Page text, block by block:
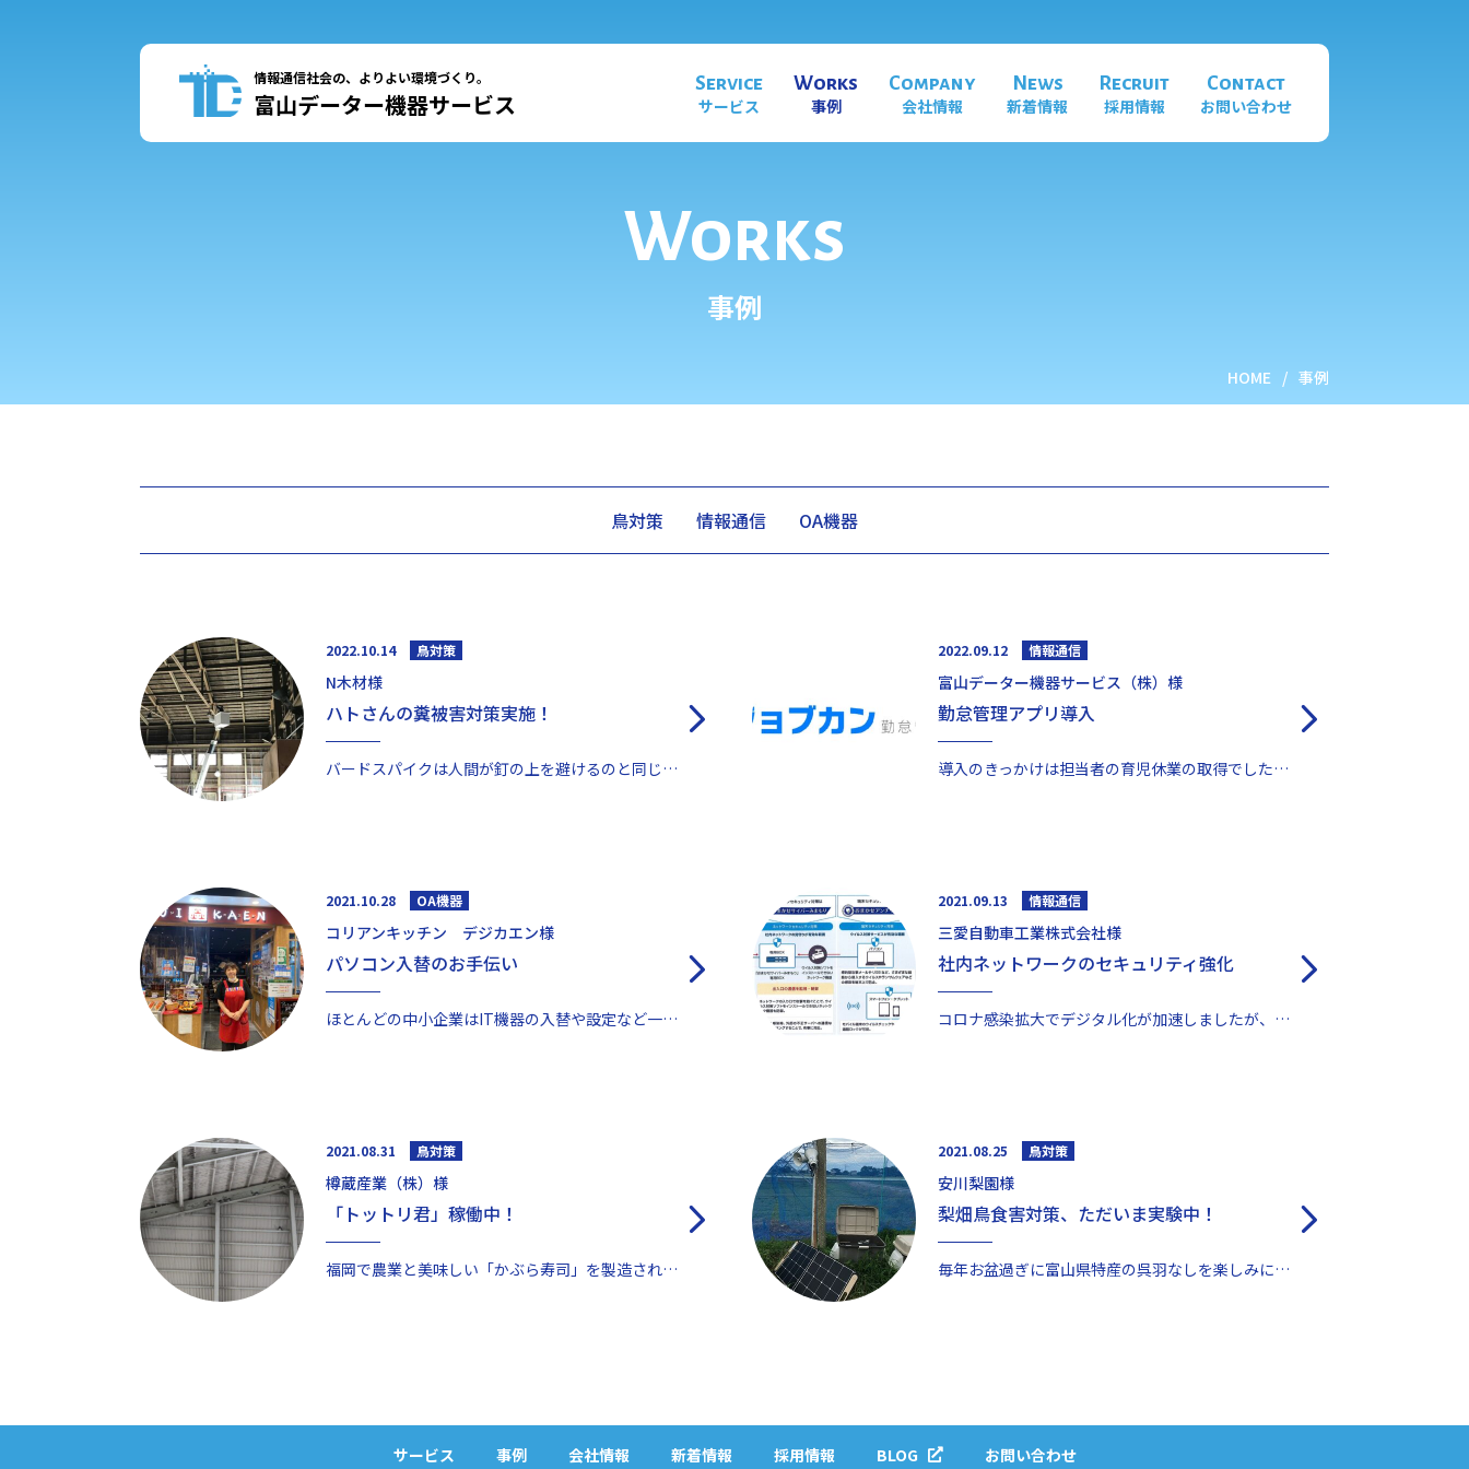
情報通信社会の、よりよい環境づくり。
富山データー機器サービス
Service
サービス
Works
事例
Company
会社情報
News
新着情報
Recruit
採用情報
Contact
お問い合わせ
Works
事例
HOME 事例
鳥対策 情報通信 OA機器
2022.10.14 鳥対策
N木材様
ハトさんの糞被害対策実施！
バードスパイクは人間が釘の上を避けるのと同じで、鳥はスパイクに降りることを避けます。 忌避剤は鳩が嫌...
2022.09.12 情報通信
富山データー機器サービス（株）様
勤怠管理アプリ導入
導入のきっかけは担当者の育児休業の取得でした。 勤怠管理にかかる時間短縮と俗人的な部分を同時解決でき...
2021.10.28 OA機器
コリアンキッチン デジカエン様
パソコン入替のお手伝い
ほとんどの中小企業はIT機器の入替や設定など一元的に管理されておらず、また導入した高額なシステムを使...
2021.09.13 情報通信
三愛自動車工業株式会社様
社内ネットワークのセキュリティ強化
コロナ感染拡大でデジタル化が加速しましたが、デジタル化はウイルスなどの脅威に常にさらされています。ウ...
2021.08.31 鳥対策
樽蔵産業（株）様
「トットリ君」稼働中！
福岡で農業と美味しい「かぶら寿司」を製造されている樽蔵産業さま（とてもおいしいのでお勧めです！）が所...
2021.08.25 鳥対策
安川梨園様
梨畑鳥食害対策、ただいま実験中！
毎年お盆過ぎに富山県特産の呉羽なしを楽しみにされている方は多いと思います。その美味しい梨を待っている...
サービス 事例 会社情報 新着情報 採用情報 BLOG お問い合わせ